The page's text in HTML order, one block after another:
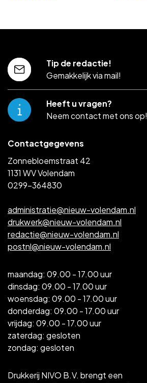
Drukkerij NIVO B.V. brengt een
Contactgegevens
Zonnebloemstraat 42
1131 WV Volendam
0299-364830
administratie@nieuw-volendam.nl
drukwerk@nieuw-volendam.nl
redactie@nieuw-volendam.nl
postnl@nieuw-volendam.nl
maandag: 09.00 - 17.00 uur
dinsdag: 09.00 - 17.00 uur
woensdag: 09.00 - 17.00 uur
donderdag: 09.00 - 17.00 uur
vrijdag: 09.00 - 17.00 uur
zaterdag: gesloten
zondag: gesloten
Tip de redactie!
Gemakkelijk via mail!
Heeft u vragen?
Neem contact met ons op!